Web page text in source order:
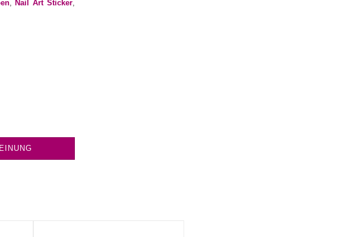
, Nail Art Sticker,